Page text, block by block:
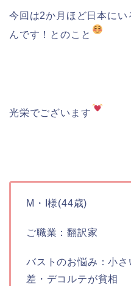
今回は2か月ほど日本に
んです！とのこと
光栄でございます
M・I様(44歳)
ご職業：翻訳家
バストのお悩み：小
差・デコルテが貧相